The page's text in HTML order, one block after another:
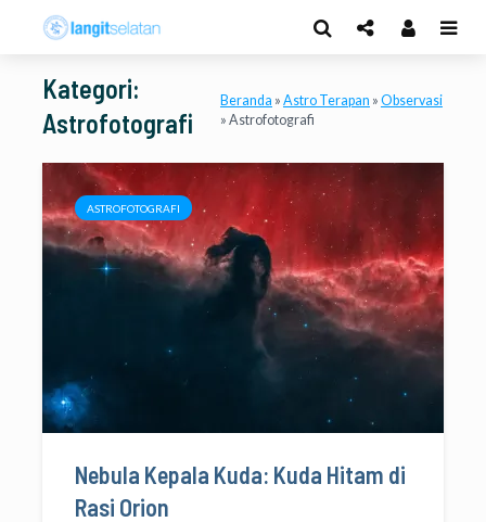
Kategori:
Astrofotografi
Beranda » Astro Terapan » Observasi
» Astrofotografi
ASTROFOTOGRAFI
Nebula Kepala Kuda: Kuda Hitam di
Rasi Orion